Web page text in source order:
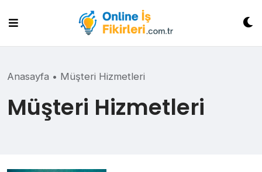
content
Anasayfa • Müşteri Hizmetleri
Müşteri Hizmetleri